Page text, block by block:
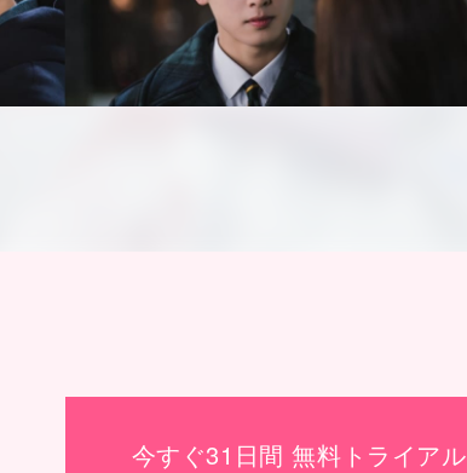
今すぐ31日間 無料トライアル